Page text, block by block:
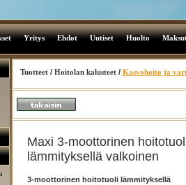
Yritys Ehdot Uutiset Huolto
Tuotteet / Hoitolan kalusteet / Kasvohoito ja
Maxi 3-moottorinen
lämmityksellä valkoinen
3-moottorinen hoitotuoli lämmityksellä